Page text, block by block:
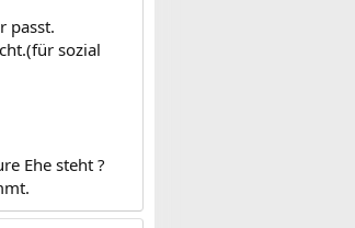
passt.
sozial
Ehe steht ?